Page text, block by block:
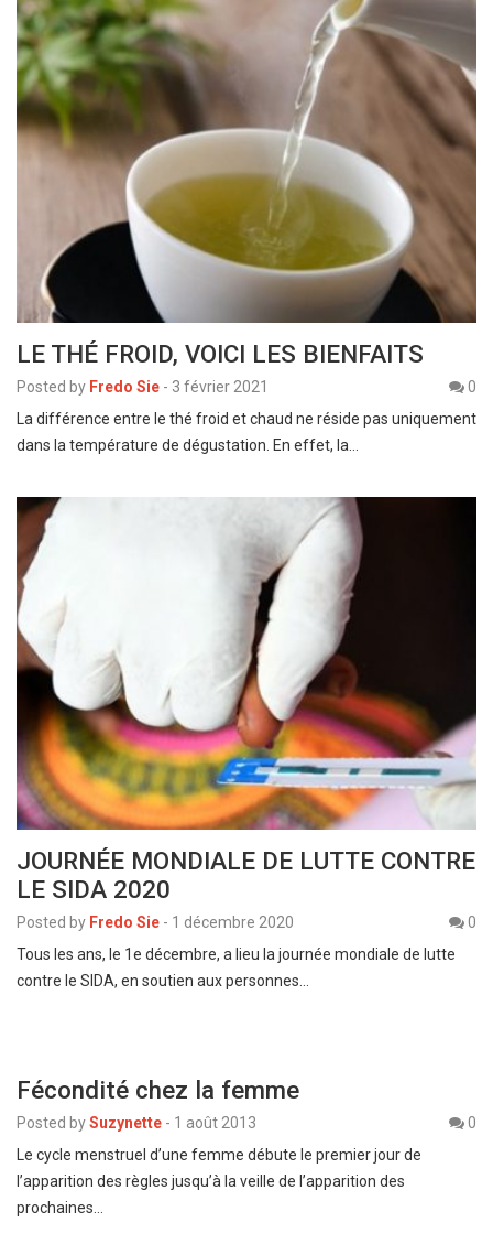
LE THÉ FROID, VOICI LES BIENFAITS
Posted by Fredo Sie - 3 février 2021
0
La différence entre le thé froid et chaud ne réside pas uniquement
dans la température de dégustation. En effet, la…
JOURNÉE MONDIALE DE LUTTE CONTRE
LE SIDA 2020
Posted by Fredo Sie - 1 décembre 2020
0
Tous les ans, le 1e décembre, a lieu la journée mondiale de lutte
contre le SIDA, en soutien aux personnes…
Fécondité chez la femme
Posted bySuzynette - 1 août 2013
0
Le cycle menstruel d’une femme débute le premier jour de
l’apparition des règles jusqu’à la veille de l’apparition des
prochaines…